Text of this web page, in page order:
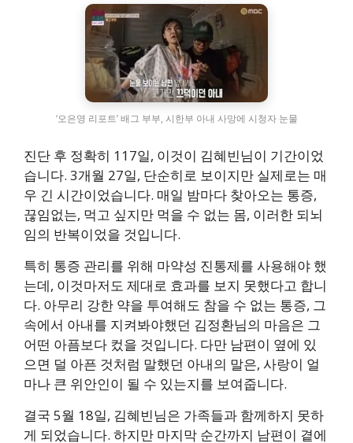
‘오은영 리포트’ 배그 부부, 시한부 아내 사망에 시청자 눈물
진단 후 정확히 117일, 이것이 김혜빈님이 기간이었
습니다. 3개월 27일, 단순히로 보이지만 실제로는 매
우 긴 시간이었습니다. 매일 밤마다 찾아오는 통증,
끊임없는, 먹고 싶지만 먹을 수 없는 몸, 이러한 되뇌
임의 반복이었을 것입니다.
특히 통증 관리를 위해 마약성 진통제를 사용해야 했
는데, 이것마저도 제대로 효과를 보지 못했다고 합니
다. 아무리 강한 약을 투여해도 참을 수 없는 통증, 그
속에서 아내를 지켜봐야했던 김정환님의 마음은 그
어떤 아픔보다 컸을 것입니다. 다만 남편이 옆에 있
으면 덜 아픈 것처럼 말했던 아내의 말은, 사랑이 얼
마나 큰 위안인이 될 수 있는지를 보여줍니다.
결국 5월 18일, 김혜빈님은 가족들과 함께하지 못하
게 되었습니다. 하지만 마지막 순간까지 남편이 곁에